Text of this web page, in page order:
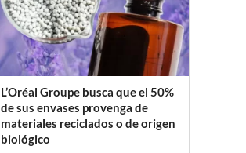
L’Oréal Groupe busca que el 50%
de sus envases provenga de
materiales reciclados o de origen
biológico